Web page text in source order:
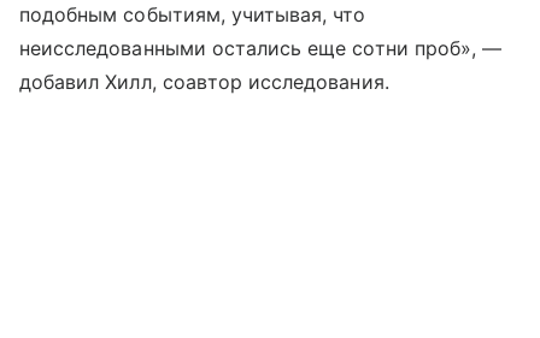
подобным событиям, учитывая, что
неисследованными остались еще сотни проб», —
добавил Хилл, соавтор исследования.